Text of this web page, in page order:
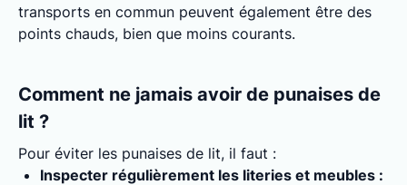
transports en commun peuvent également être des
points chauds, bien que moins courants.
Comment ne jamais avoir de punaises de
lit ?
Pour éviter les punaises de lit, il faut :
Inspecter régulièrement les literies et meubles :